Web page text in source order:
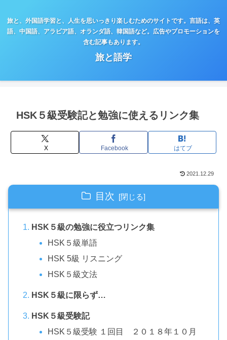
旅と、外国語学習と、人生を思いっきり楽しむためのサイトです。言語は、英
語、中国語、アラビア語、オランダ語、韓国語など。広告やプロモーションを
含む記事もあります。
旅と語学
HSK５級受験記と勉強に使えるリンク集
X Facebook はてブ
2021.12.29
目次
HSK５級の勉強に役立つリンク集
HSK５級単語
HSK 5級 リスニング
HSK５級文法
HSK５級に限らず…
HSK５級受験記
HSK５級受験 １回目 ２０１８年１０月